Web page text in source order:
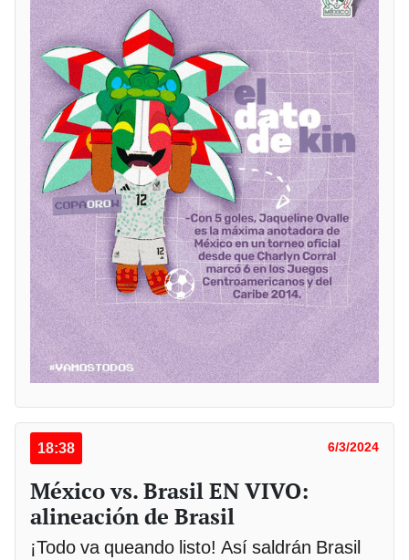
18:38 6/3/2024
México vs. Brasil EN VIVO:
alineación de Brasil
¡Todo va queando listo! Así saldrán Brasil